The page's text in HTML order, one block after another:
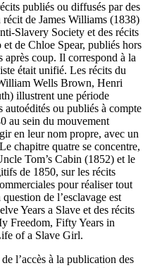
publiés ou diffusés par des
de James Williams (1838)
Slavery Society et des récits
de Chloe Spear, publiés hors
après coup. Il correspond à la
était unifié. Les récits du
Wells Brown, Henri
illustrent une période
autoédités ou publiés à compte
au sein du mouvement
en leur nom propre, avec un
chapitre quatre se concentre,
Tom’s Cabin (1852) et le
de 1850, sur les récits
pour réaliser tout
de l’esclavage est
Years a Slave et des récits
Freedom, Fifty Years in
of a Slave Girl.
l’accès à la publication des